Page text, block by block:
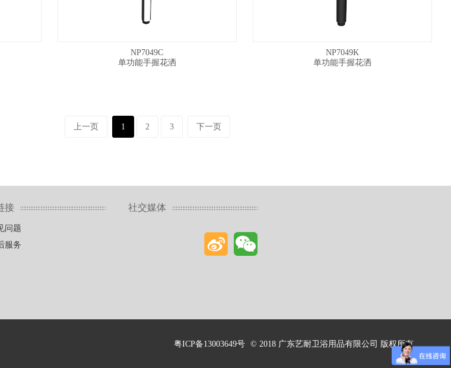
NP7049C
单功能手握花洒
NP7049K
单功能手握花洒
上一页 1 2 3 下一页
接
问题
服务
社交媒体
粤ICP备13003649号 © 2018 广东艺耐卫浴用品有限公司 版权所有